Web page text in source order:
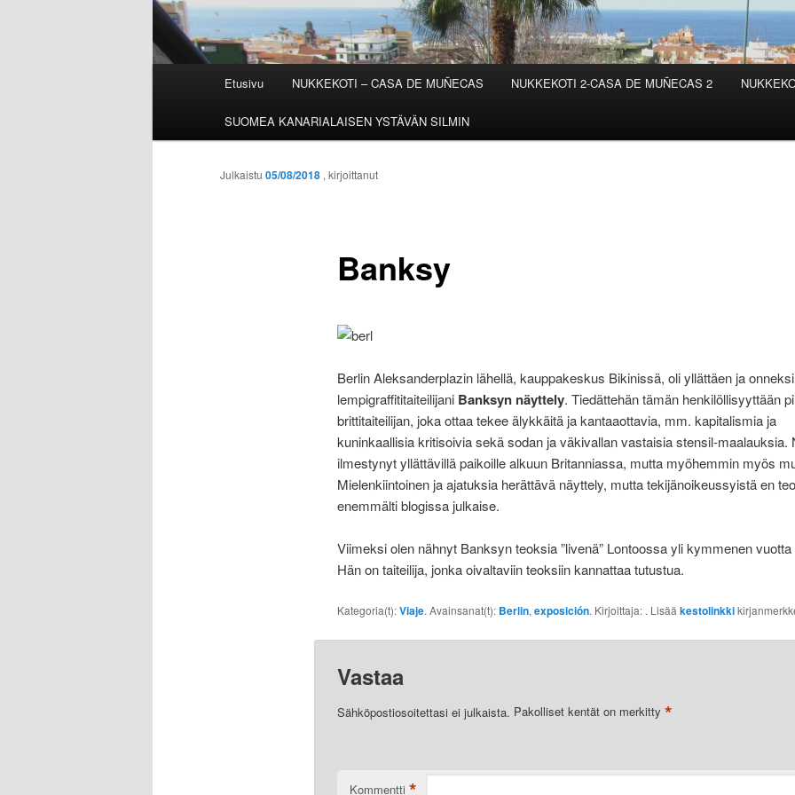
Etusivu NUKKEKOTI – CASA DE MUÑECAS NUKKEKOTI 2-CASA DE MUÑECAS 2
SUOMEA KANARIALAISEN YSTÄVÄN SILMIN
Banksy
Julkaistu 05/08/2018 , kirjoittanut
Berlin Aleksanderplazin lähellä, kauppakeskus Bikinissä, oli yllättäen ja onneksi
lempigraffititaiteilijani Banksyn näyttely. Tiedättehän tämän henkilöllisyyttään
brittitaiteilijan, joka ottaa tekee älykkäitä ja kantaaottavia, mm. kapitalismia ja
kuninkaallisia kritisoivia sekä sodan ja väkivallan vastaisia stensil-maalauksia.
ilmestynyt yllättävillä paikoille alkuun Britanniassa, mutta myöhemmin myös
Mielenkiintoinen ja ajatuksia herättävä näyttely, mutta tekijänoikeussyistä en
enemmälti blogissa julkaise.
Viimeksi olen nähnyt Banksyn teoksia ”livenä” Lontoossa yli kymmenen vuotta
Hän on taiteilija, jonka oivaltaviin teoksiin kannattaa tutustua.
Kategoria(t):Viaje. Avainsanat(t): Berlin, exposición. Kirjoittaja: . Lisää kestolinkki
Vastaa
Sähköpostiosoitettasi ei julkaista. Pakolliset kentät on merkitty *
Kommentti *